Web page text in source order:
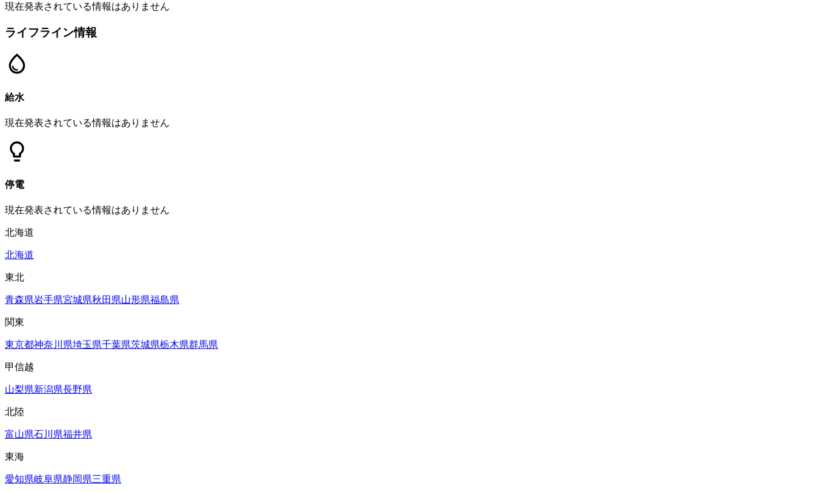
現在発表されている情報はありません
ライフライン情報
給水
現在発表されている情報はありません
停電
現在発表されている情報はありません
北海道
北海道
東北
青森県岩手県宮城県秋田県山形県福島県
関東
東京都神奈川県埼玉県千葉県茨城県栃木県群馬県
甲信越
山梨県新潟県長野県
北陸
富山県石川県福井県
東海
愛知県岐阜県静岡県三重県